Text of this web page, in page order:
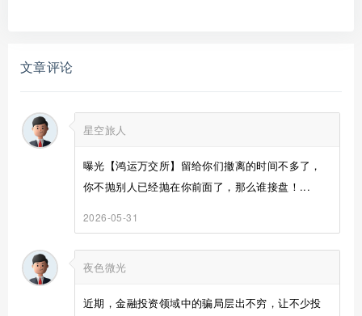
文章评论
星空旅人
曝光【鸿运万交所】留给你们撤离的时间不多了，
你不抛别人已经抛在你前面了，那么谁接盘！...
2026-05-31
夜色微光
近期，金融投资领域中的骗局层出不穷，让不少投